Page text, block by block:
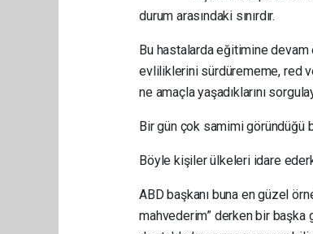
durum arasındaki sınırdır.
Bu hastalarda eğitimine devam
evliliklerini sürdürememe, red
ne amaçla yaşadıklarını
Bir gün çok samimi göründüğü
Böyle kişiler ülkeleri idare
ABD başkanı buna en güzel
mahvederim” derken bir başka